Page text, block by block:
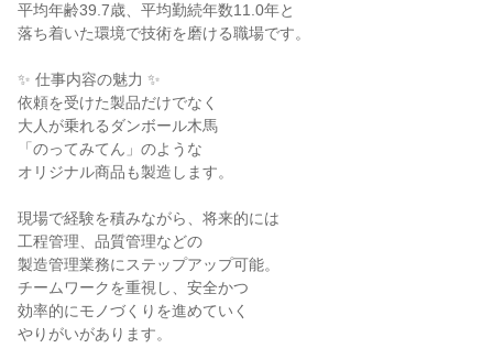
平均年齢39.7歳、平均勤続年数11.0年と
落ち着いた環境で技術を磨ける職場です。
✨ 仕事内容の魅力 ✨
依頼を受けた製品だけでなく
大人が乗れるダンボール木馬
「のってみてん」のような
オリジナル商品も製造します。
現場で経験を積みながら、将来的には
工程管理、品質管理などの
製造管理業務にステップアップ可能。
チームワークを重視し、安全かつ
効率的にモノづくりを進めていく
やりがいがあります。